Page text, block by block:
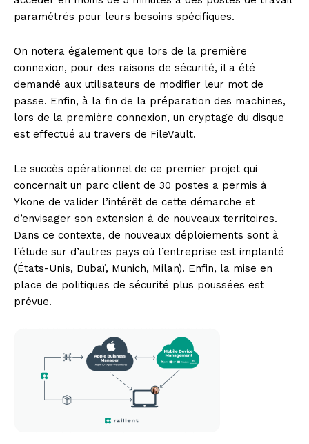
paramétrés pour leurs besoins spécifiques.
On notera également que lors de la première
connexion, pour des raisons de sécurité, il a été
demandé aux utilisateurs de modifier leur mot de
passe. Enfin, à la fin de la préparation des machines,
lors de la première connexion, un cryptage du disque
est effectué au travers de FileVault.
Le succès opérationnel de ce premier projet qui
concernait un parc client de 30 postes a permis à
Ykone de valider l’intérêt de cette démarche et
d’envisager son extension à de nouveaux territoires.
Dans ce contexte, de nouveaux déploiements sont à
l’étude sur d’autres pays où l’entreprise est implanté
(États-Unis, Dubaï, Munich, Milan). Enfin, la mise en
place de politiques de sécurité plus poussées est
prévue.